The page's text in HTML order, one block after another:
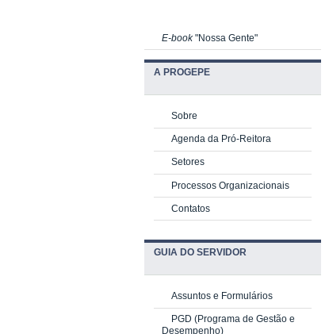
E-book"Nossa Gente"
A PROGEPE
Sobre
Agenda da Pró-Reitora
Setores
Processos Organizacionais
Contatos
GUIA DO SERVIDOR
Assuntos e Formulários
PGD (Programa de Gestão e
Desempenho)